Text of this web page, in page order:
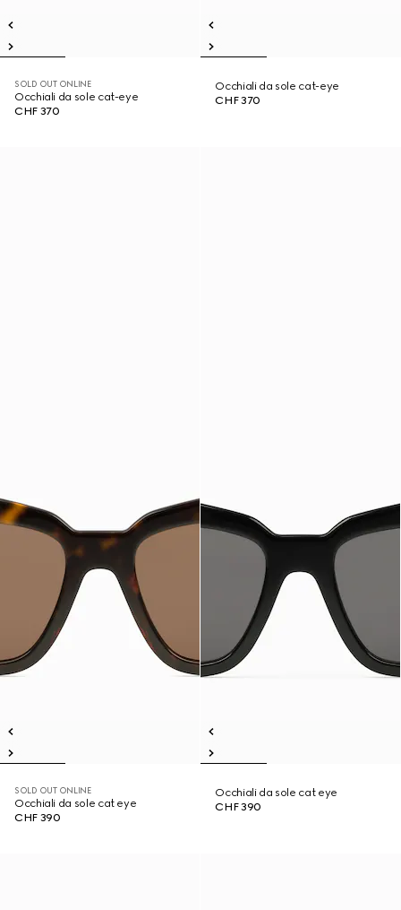
SOLD OUT ONLINE
Occhiali da sole cat-eye
CHF 370
Occhiali da sole cat-eye
CHF 370
SOLD OUT ONLINE
Occhiali da sole cat eye
CHF 390
Occhiali da sole cat eye
CHF 390